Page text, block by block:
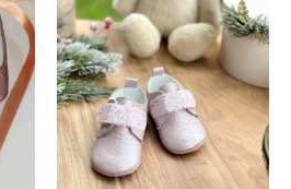
Sepete Ekle
KARŞILAŞTIRMA LISTESINE EKLE
ALIŞVERIŞ LISTESINE EKLE
JEEYMI BABY
Beyaz Pody İsimli Bebek